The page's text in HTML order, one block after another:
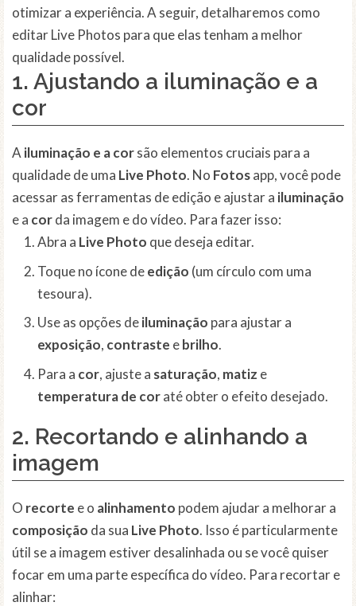
otimizar a experiência. A seguir, detalharemos como
editar Live Photos para que elas tenham a melhor
qualidade possível.
1. Ajustando a iluminação e a
cor
A iluminação e a corsão elementos cruciais para a
qualidade de uma Live Photo. No Fotosapp, você pode
acessar as ferramentas de edição e ajustar a iluminação
e a corda imagem e do vídeo. Para fazer isso:
Abra a Live Photo que deseja editar.
Toque no ícone deedição (um círculo com uma
tesoura).
Use as opções deiluminação para ajustar a
exposição, contraste ebrilho.
Para a cor, ajuste a saturação, matiz e
temperatura de coraté obter o efeito desejado.
2. Recortando e alinhando a
imagem
O recorte e o alinhamento podem ajudar a melhorar a
composição da sua Live Photo. Isso é particularmente
útil se a imagem estiver desalinhada ou se você quiser
focar em uma parte específica do vídeo. Para recortar e
alinhar: